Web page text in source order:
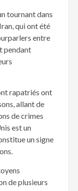
tournant dans
qui ont été
entre
pendant
rapatriés ont
allant de
de crimes
est un
un signe
de plusieurs